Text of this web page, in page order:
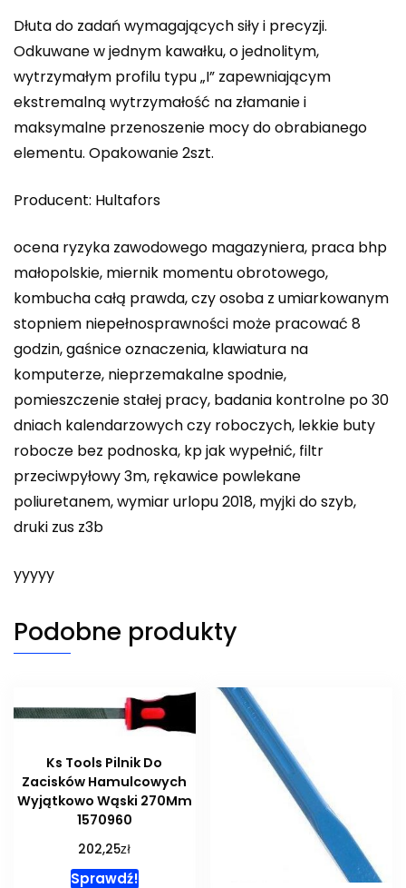
Dłuta do zadań wymagających siły i precyzji.
Odkuwane w jednym kawałku, o jednolitym,
wytrzymałym profilu typu „I” zapewniającym
ekstremalną wytrzymałość na złamanie i
maksymalne przenoszenie mocy do obrabianego
elementu. Opakowanie 2szt.
Producent: Hultafors
ocena ryzyka zawodowego magazyniera, praca bhp
małopolskie, miernik momentu obrotowego,
kombucha całą prawda, czy osoba z umiarkowanym
stopniem niepełnosprawności może pracować 8
godzin, gaśnice oznaczenia, klawiatura na
komputerze, nieprzemakalne spodnie,
pomieszczenie stałej pracy, badania kontrolne po 30
dniach kalendarzowych czy roboczych, lekkie buty
robocze bez podnoska, kp jak wypełnić, filtr
przeciwpyłowy 3m, rękawice powlekane
poliuretanem, wymiar urlopu 2018, myjki do szyb,
druki zus z3b
yyyyy
Podobne produkty
Ks Tools Pilnik Do
Zacisków Hamulcowych
Wyjątkowo Wąski 270Mm
1570960
202,25zł
Sprawdź!